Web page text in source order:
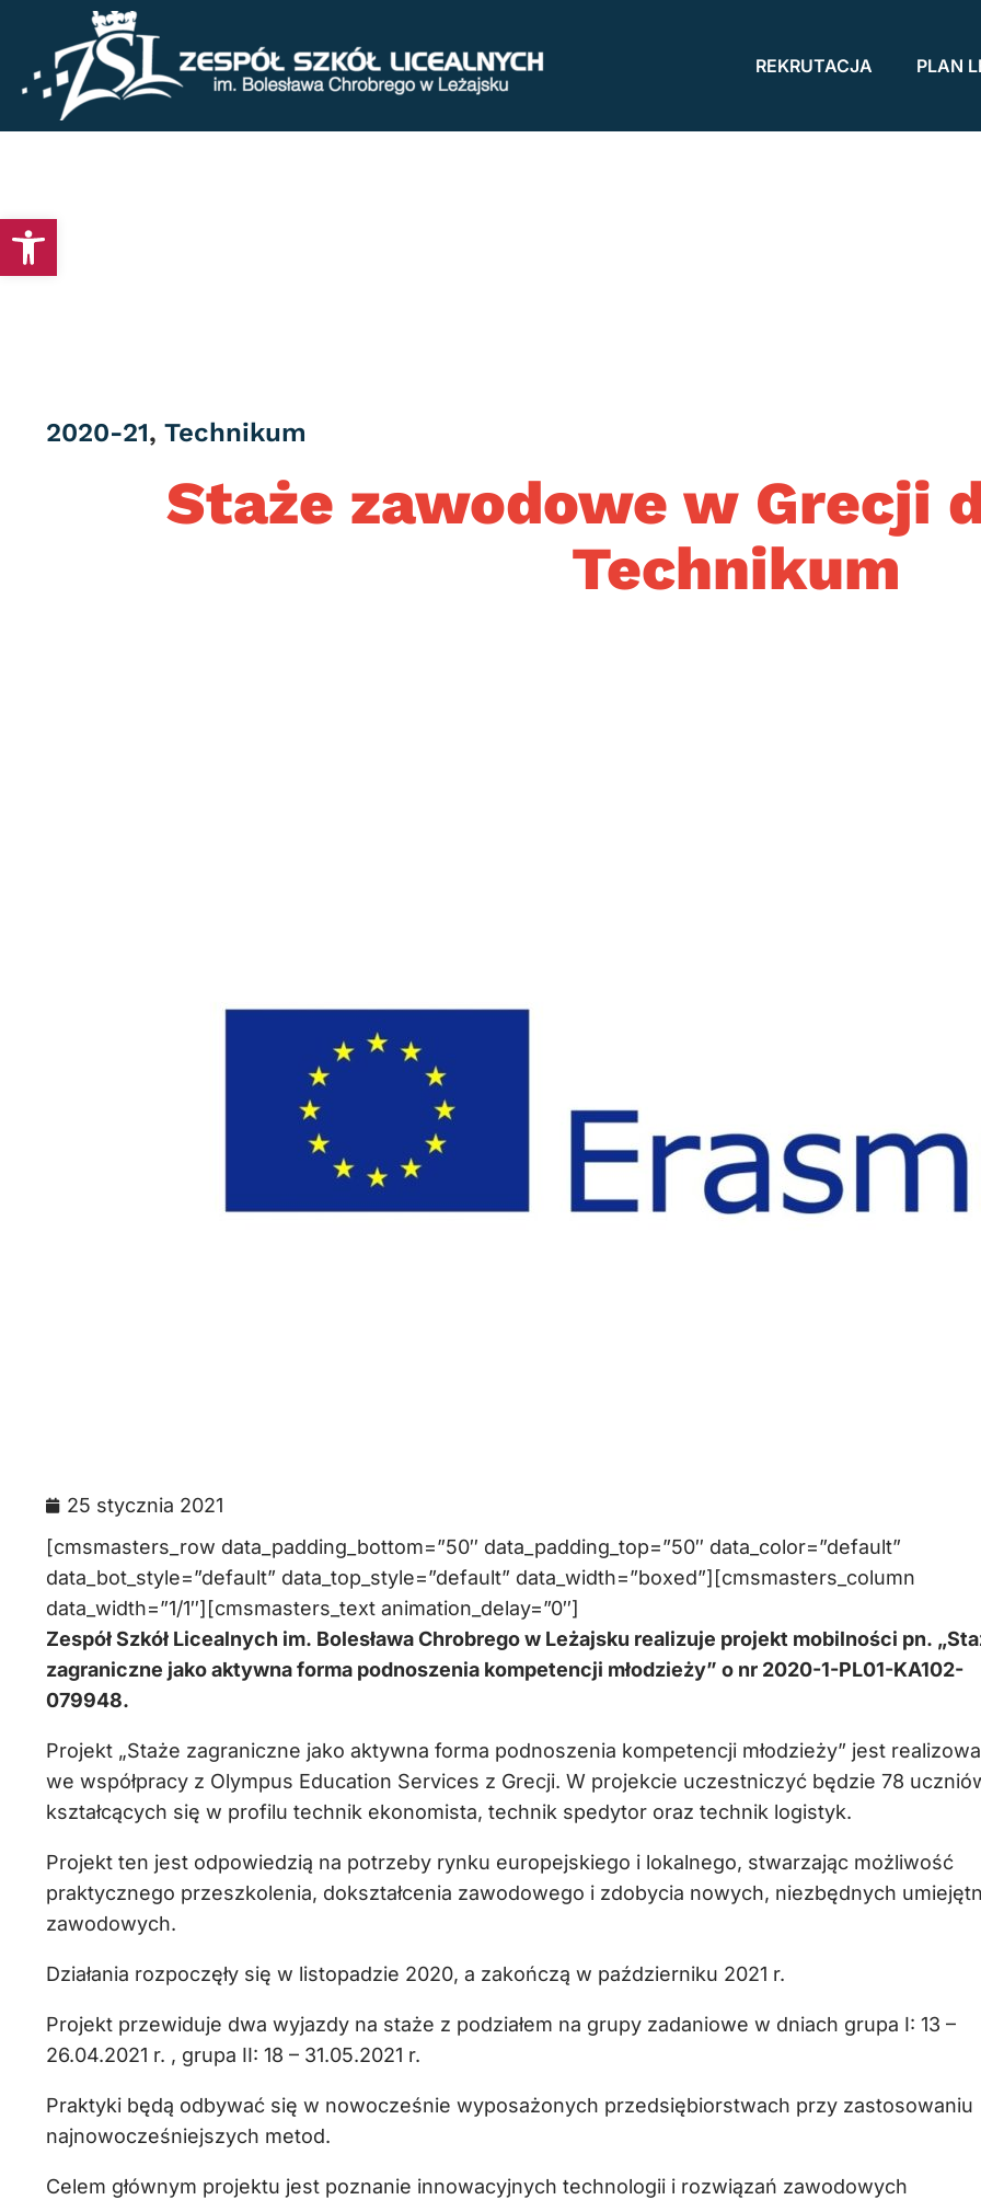
Otwórz pasek narzędzi
REKRUTACJA PLAN
Staże zawodowe w Grecji
Technikum
Category
2020-21, Technikum
25 stycznia 2021
[cmsmasters_row data_padding_bottom=”50″ data_padding_top=”50″ data_color=”default”
data_bot_style=”default” data_top_style=”default” data_width=”boxed”][cmsmasters_column
data_width=”1/1″][cmsmasters_text animation_delay=”0″]
Zespół Szkół Licealnych im. Bolesława Chrobrego w Leżajsku realizuje projekt mobilności pn.
zagraniczne jako aktywna forma podnoszenia kompetencji młodzieży” o nr 2020-1-PL01-KA102-
079948.
Projekt „Staże zagraniczne jako aktywna forma podnoszenia kompetencji młodzieży” jest
we współpracy z Olympus Education Services z Grecji. W projekcie uczestniczyć będzie 78
kształcących się w profilu technik ekonomista, technik spedytor oraz technik logistyk.
Projekt ten jest odpowiedzią na potrzeby rynku europejskiego i lokalnego, stwarzając możliwość
praktycznego przeszkolenia, dokształcenia zawodowego i zdobycia nowych, niezbędnych
zawodowych.
Działania rozpoczęły się w listopadzie 2020, a zakończą w październiku 2021 r.
Projekt przewiduje dwa wyjazdy na staże z podziałem na grupy zadaniowe w dniach grupa I: 13 –
26.04.2021 r. , grupa II: 18 – 31.05.2021 r.
Praktyki będą odbywać się w nowocześnie wyposażonych przedsiębiorstwach przy zastosowaniu
najnowocześniejszych metod.
Celem głównym projektu jest poznanie innowacyjnych technologii i rozwiązań zawodowych